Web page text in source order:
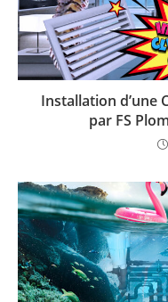
Installation d’une
par FS